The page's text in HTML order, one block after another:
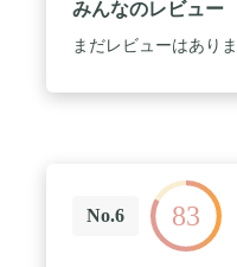
テリーパック使用時)
みんなのレビュー
まだレビューはあり
No.6 83